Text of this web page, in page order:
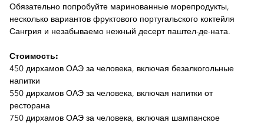
Обязательно попробуйте маринованные морепродукты,
несколько вариантов фруктового португальского коктейля
Сангрия и незабываемо нежный десерт паштел-де-ната.
Стоимость:
450 дирхамов ОАЭ за человека, включая безалкогольные
напитки
550 дирхамов ОАЭ за человека, включая напитки от
ресторана
750 дирхамов ОАЭ за человека, включая шампанское